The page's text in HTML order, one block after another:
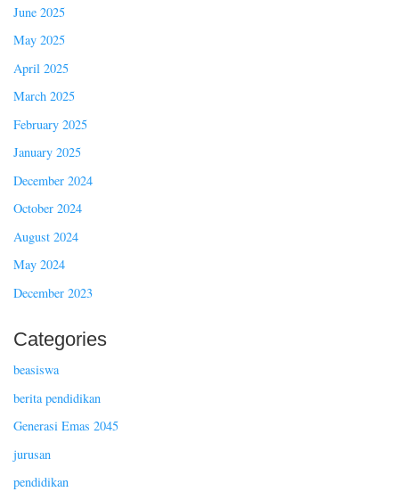
June 2025
May 2025
April 2025
March 2025
February 2025
January 2025
December 2024
October 2024
August 2024
May 2024
December 2023
Categories
beasiswa
berita pendidikan
Generasi Emas 2045
jurusan
pendidikan